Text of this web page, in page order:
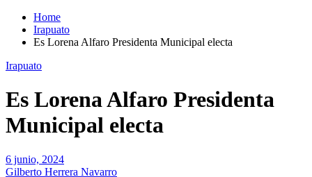
Home
Irapuato
Es Lorena Alfaro Presidenta Municipal electa
Irapuato
Es Lorena Alfaro Presidenta
Municipal electa
6 junio, 2024
Gilberto Herrera Navarro